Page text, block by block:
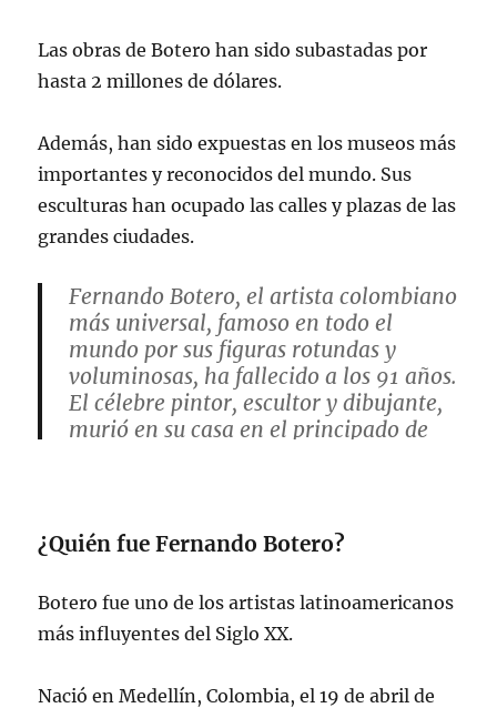
Las obras de Botero han sido subastadas por
hasta 2 millones de dólares.
Además, han sido expuestas en los museos más
importantes y reconocidos del mundo. Sus
esculturas han ocupado las calles y plazas de las
grandes ciudades.
Fernando Botero, el artista colombiano
más universal, famoso en todo el
mundo por sus figuras rotundas y
voluminosas, ha fallecido a los 91 años.
El célebre pintor, escultor y dibujante,
murió en su casa en el principado de
(@Arteymas_)September 15, 2023
¿Quién fue Fernando Botero?
Botero fue uno de los artistas latinoamericanos
más influyentes del Siglo XX.
Nació en Medellín, Colombia, el 19 de abril de